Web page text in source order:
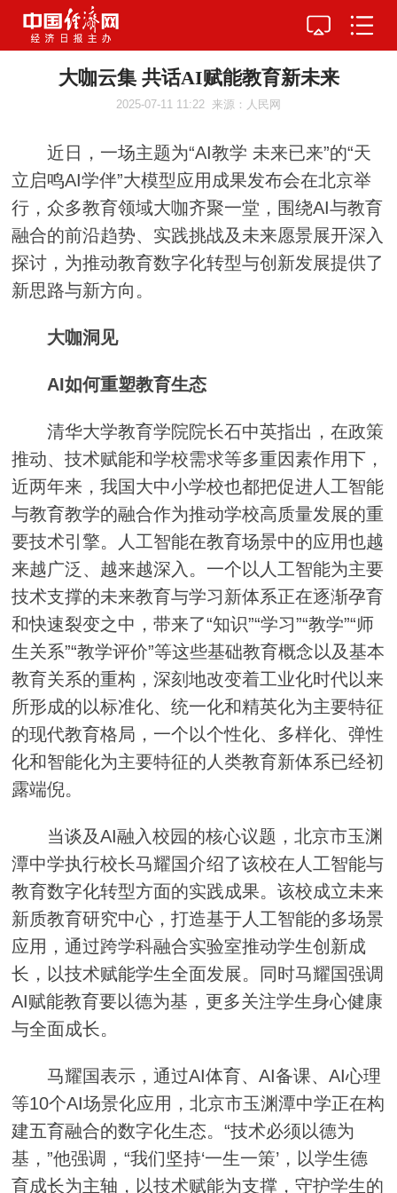
大咖云集 共话AI赋能教育新未来
2025-07-11 11:22 来源：人民网
近日，一场主题为“AI教学 未来已来”的“天
立启鸣AI学伴”大模型应用成果发布会在北京举
行，众多教育领域大咖齐聚一堂，围绕AI与教育
融合的前沿趋势、实践挑战及未来愿景展开深入
探讨，为推动教育数字化转型与创新发展提供了
新思路与新方向。
大咖洞见
AI如何重塑教育生态
清华大学教育学院院长石中英指出，在政策
推动、技术赋能和学校需求等多重因素作用下，
近两年来，我国大中小学校也都把促进人工智能
与教育教学的融合作为推动学校高质量发展的重
要技术引擎。人工智能在教育场景中的应用也越
来越广泛、越来越深入。一个以人工智能为主要
技术支撑的未来教育与学习新体系正在逐渐孕育
和快速裂变之中，带来了“知识”“学习”“教学”“师
生关系”“教学评价”等这些基础教育概念以及基本
教育关系的重构，深刻地改变着工业化时代以来
所形成的以标准化、统一化和精英化为主要特征
的现代教育格局，一个以个性化、多样化、弹性
化和智能化为主要特征的人类教育新体系已经初
露端倪。
当谈及AI融入校园的核心议题，北京市玉渊
潭中学执行校长马耀国介绍了该校在人工智能与
教育数字化转型方面的实践成果。该校成立未来
新质教育研究中心，打造基于人工智能的多场景
应用，通过跨学科融合实验室推动学生创新成
长，以技术赋能学生全面发展。同时马耀国强调
AI赋能教育要以德为基，更多关注学生身心健康
与全面成长。
马耀国表示，通过AI体育、AI备课、AI心理
等10个AI场景化应用，北京市玉渊潭中学正在构
建五育融合的数字化生态。“技术必须以德为
基，”他强调，“我们坚持‘一生一策’，以学生德
育成长为主轴，以技术赋能为支撑，守护学生的